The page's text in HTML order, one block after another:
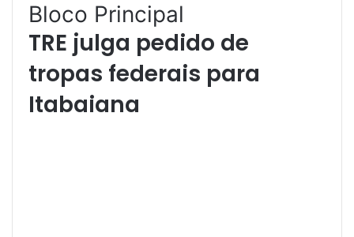
Bloco Principal
TRE julga pedido de
tropas federais para
Itabaiana